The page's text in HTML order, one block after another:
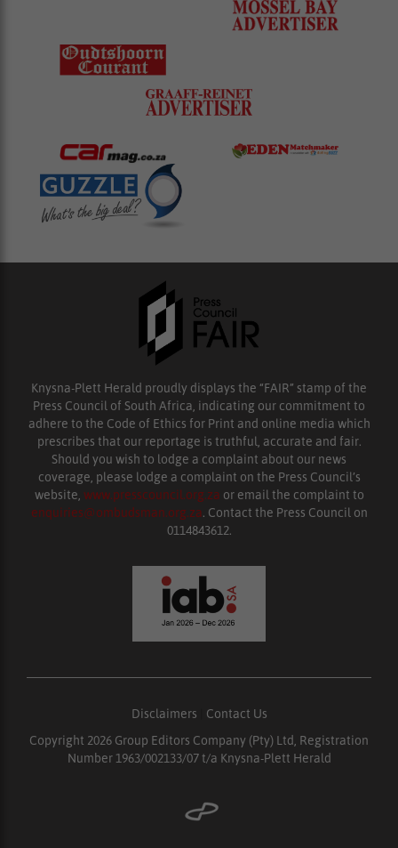
Knysna-Plett Herald proudly displays the “FAIR” stamp of the
Press Council of South Africa, indicating our commitment to
adhere to the Code of Ethics for Print and online media which
prescribes that our reportage is truthful, accurate and fair.
Should you wish to lodge a complaint about our news
coverage, please lodge a complaint on the Press Council’s
website, www.presscouncil.org.za or email the complaint to
enquiries@ombudsman.org.za. Contact the Press Council on
0114843612.
Disclaimers
Contact Us
Copyright 2026 Group Editors Company (Pty) Ltd, Registration
Number 1963/002133/07 t/a Knysna-Plett Herald